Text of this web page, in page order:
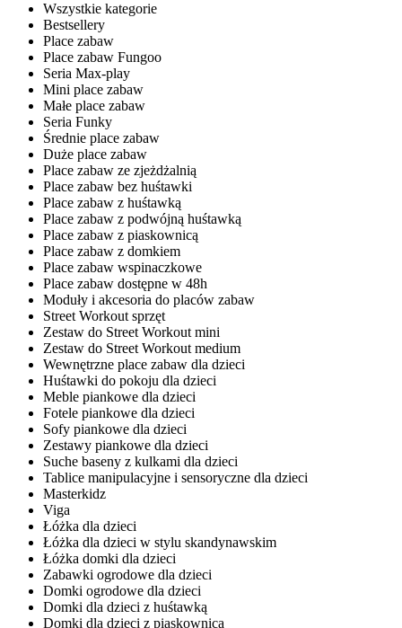
Wszystkie kategorie
Bestsellery
Place zabaw
Place zabaw Fungoo
Seria Max-play
Mini place zabaw
Małe place zabaw
Seria Funky
Średnie place zabaw
Duże place zabaw
Place zabaw ze zjeżdżalnią
Place zabaw bez huśtawki
Place zabaw z huśtawką
Place zabaw z podwójną huśtawką
Place zabaw z piaskownicą
Place zabaw z domkiem
Place zabaw wspinaczkowe
Place zabaw dostępne w 48h
Moduły i akcesoria do placów zabaw
Street Workout sprzęt
Zestaw do Street Workout mini
Zestaw do Street Workout medium
Wewnętrzne place zabaw dla dzieci
Huśtawki do pokoju dla dzieci
Meble piankowe dla dzieci
Fotele piankowe dla dzieci
Sofy piankowe dla dzieci
Zestawy piankowe dla dzieci
Suche baseny z kulkami dla dzieci
Tablice manipulacyjne i sensoryczne dla dzieci
Masterkidz
Viga
Łóżka dla dzieci
Łóżka dla dzieci w stylu skandynawskim
Łóżka domki dla dzieci
Zabawki ogrodowe dla dzieci
Domki ogrodowe dla dzieci
Domki dla dzieci z huśtawką
Domki dla dzieci z piaskownicą